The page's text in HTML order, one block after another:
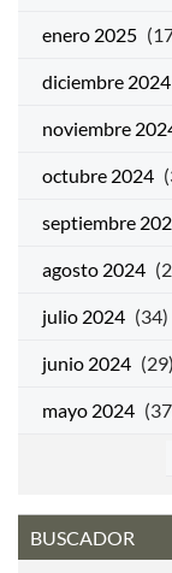
enero 2025
diciembre 2024
noviembre
octubre 2024
septiembre
agosto 2024
julio 2024 (34)
junio 2024 (29)
mayo 2024
BUSCADOR